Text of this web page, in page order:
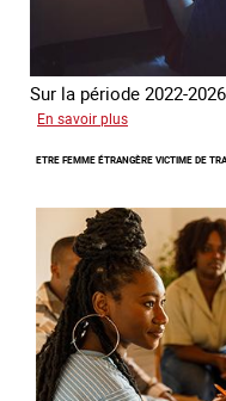
Sur la période 2022-2026
En savoir plus
GRETA
son
quatrième
rapport
sur
la
France
ETRE FEMME ÉTRANGÈRE VICTIME DE